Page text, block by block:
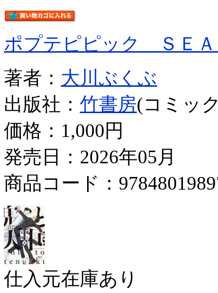
ポプテピピック ＳＥ
著者： 大川ぶくぶ
出版社： 竹書房(コミッ
価格： 1,000円
発売日：2026年05月
商品コード：
仕入元在庫あり